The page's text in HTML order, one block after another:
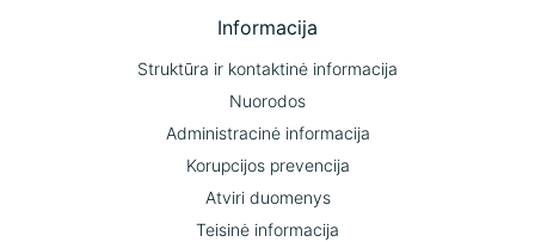
Informacija
Struktūra ir kontaktinė informacija
Nuorodos
Administracinė informacija
Korupcijos prevencija
Atviri duomenys
Teisinė informacija